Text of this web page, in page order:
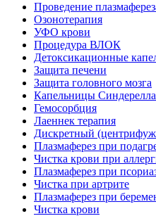
Проведение
Озонотерапия
УФО крови
Процедура ВЛОК
Детоксикационные
Защита печени
Защита головного мозга
Капельницы
Гемосорбция
Лаеннек терапия
Дискретный
Плазмаферез при
Чистка крови при
Плазмаферез при
Чистка при артрите
Плазмаферез при
Чистка крови